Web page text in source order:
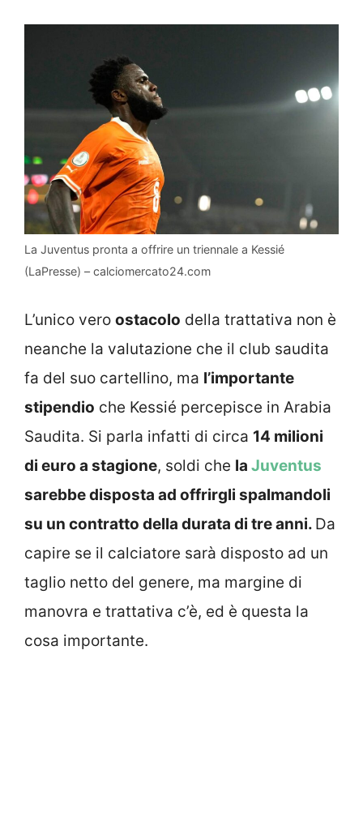
La Juventus pronta a offrire un triennale a Kessié
(LaPresse) – calciomercato24.com
L’unico vero ostacolo della trattativa non è
neanche la valutazione che il club saudita
fa del suo cartellino, ma l’importante
stipendio che Kessié percepisce in Arabia
Saudita. Si parla infatti di circa 14 milioni
di euro a stagione, soldi che la Juventus
sarebbe disposta ad offrirgli spalmandoli
su un contratto della durata di tre anni. Da
capire se il calciatore sarà disposto ad un
taglio netto del genere, ma margine di
manovra e trattativa c’è, ed è questa la
cosa importante.